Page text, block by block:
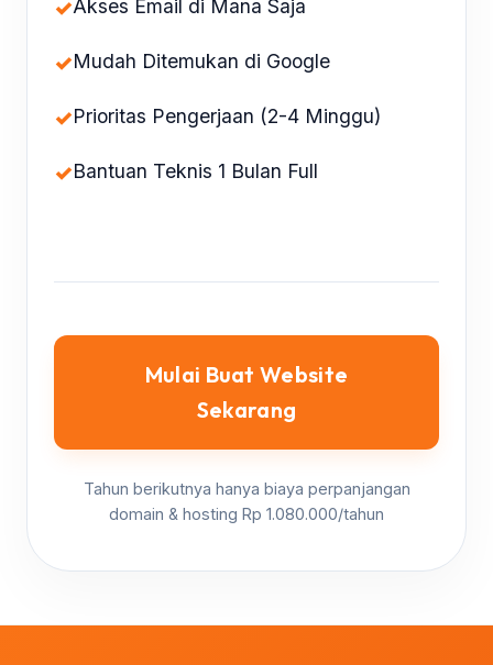
✓Akses Email di Mana Saja
✓Mudah Ditemukan di Google
✓Prioritas Pengerjaan (2-4 Minggu)
✓Bantuan Teknis 1 Bulan Full
Mulai Buat Website
Sekarang
Tahun berikutnya hanya biaya perpanjangan
domain & hosting Rp 1.080.000/tahun